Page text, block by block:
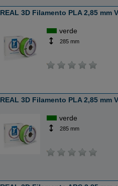
REAL 3D Filamento PLA 2,85 mm
verde
285 mm
REAL 3D Filamento PLA 2,85 mm
verde
285 mm